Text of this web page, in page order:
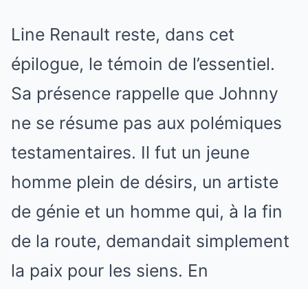
Line Renault reste, dans cet
épilogue, le témoin de l’essentiel.
Sa présence rappelle que Johnny
ne se résume pas aux polémiques
testamentaires. Il fut un jeune
homme plein de désirs, un artiste
de génie et un homme qui, à la fin
de la route, demandait simplement
la paix pour les siens. En